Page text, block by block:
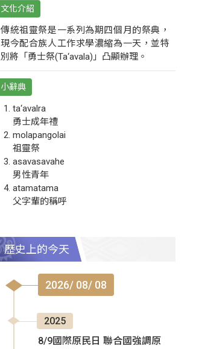
文化介紹
傳統祖靈祭是一系列為期四個月的祭典，
現今配合族人工作求學濃縮為一天，並特
別將「勇士祭(Ta‘avala)」凸顯辦理。
小辭典
ta‘avalra
勇士成年禮
molapangolai
祖靈祭
asavasavahe
男性青年
atamatama
父字輩的稱呼
歷史上的今天
2026/ 08/ 08
2025
8/9國際原民日 聯合國強調原